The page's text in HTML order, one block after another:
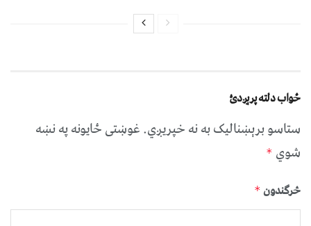
ځواب دلته پرېږدئ
ستاسو برېښناليک به نه خپريږي.غوښتى ځایونه په نښه
شوي *
څرگندون *